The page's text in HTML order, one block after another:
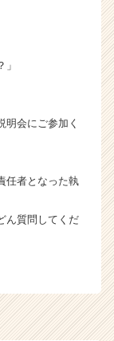
明会にご参加く
任者となった執
ん質問してくだ